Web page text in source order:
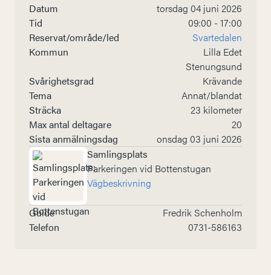
Datum
torsdag 04 juni 2026
Tid
09:00 - 17:00
Reservat/område/led
Svartedalen
Kommun
Lilla Edet
Stenungsund
Svårighetsgrad
Krävande
Tema
Annat/blandat
Sträcka
23 kilometer
Max antal deltagare
20
Sista anmälningsdag
onsdag 03 juni 2026
Samlingsplats
Parkeringen vid Bottenstugan
Vägbeskrivning
Guide
Fredrik Schenholm
Telefon
0731-586163